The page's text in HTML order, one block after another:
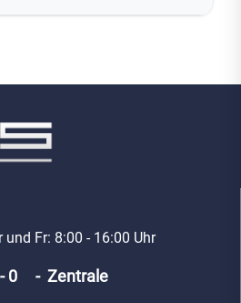
und Fr: 8:00 - 16:00 Uhr
0 - Zentrale